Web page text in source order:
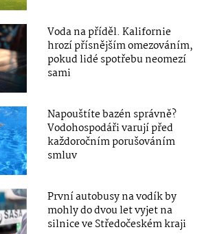
Voda na příděl. Kalifornie
hrozí přísnějším omezováním,
pokud lidé spotřebu neomezí
sami
Napouštíte bazén správně?
Vodohospodáři varují před
každoročním porušováním
smluv
První autobusy na vodík by
mohly do dvou let vyjet na
silnice ve Středočeském kraji